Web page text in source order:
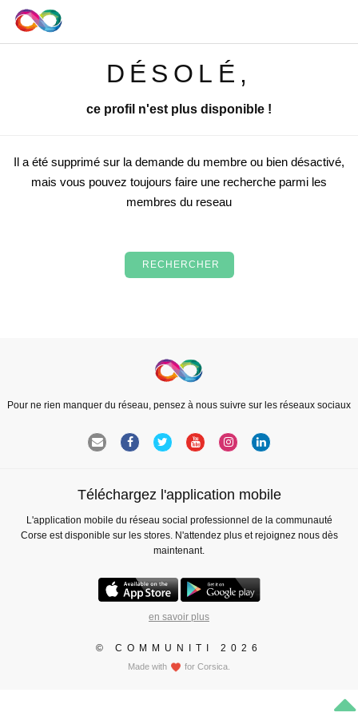
DÉSOLÉ,
ce profil n'est plus disponible !
Il a été supprimé sur la demande du membre ou bien désactivé,
mais vous pouvez toujours faire une recherche parmi les
membres du reseau
RECHERCHER
Pour ne rien manquer du réseau, pensez à nous suivre sur les réseaux sociaux
Téléchargez l'application mobile
L'application mobile du réseau social professionnel de la communauté
Corse est disponible sur les stores. N'attendez plus et rejoignez nous dès
maintenant.
en savoir plus
© COMMUNITI 2026
Made with for Corsica.